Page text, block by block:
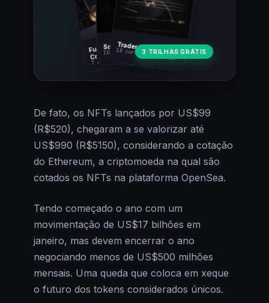
Fundamentos
Cripto
7 cursos · 31 aulas
Trader Cripto
18 cursos · 80 aulas
Soberania Bitcoin
10 cursos · 44 aulas3 TRILHAS GRÁTIS
De fato, os NFTs lançados por US$99
(R$520), chegaram a se valorizar até
US$990 (R$5150), considerando a cotação
do Ethereum, a criptomoeda na qual são
cotados os NFTs na plataforma OpenSea.
Tendo começado o ano com um
movimentação de US$17 bilhões em
janeiro, mas devem encerrar o ano
negociando menos de US$500 milhões
mensais. Uma queda que coloca em xeque
o futuro dos tokens considerados únicos.